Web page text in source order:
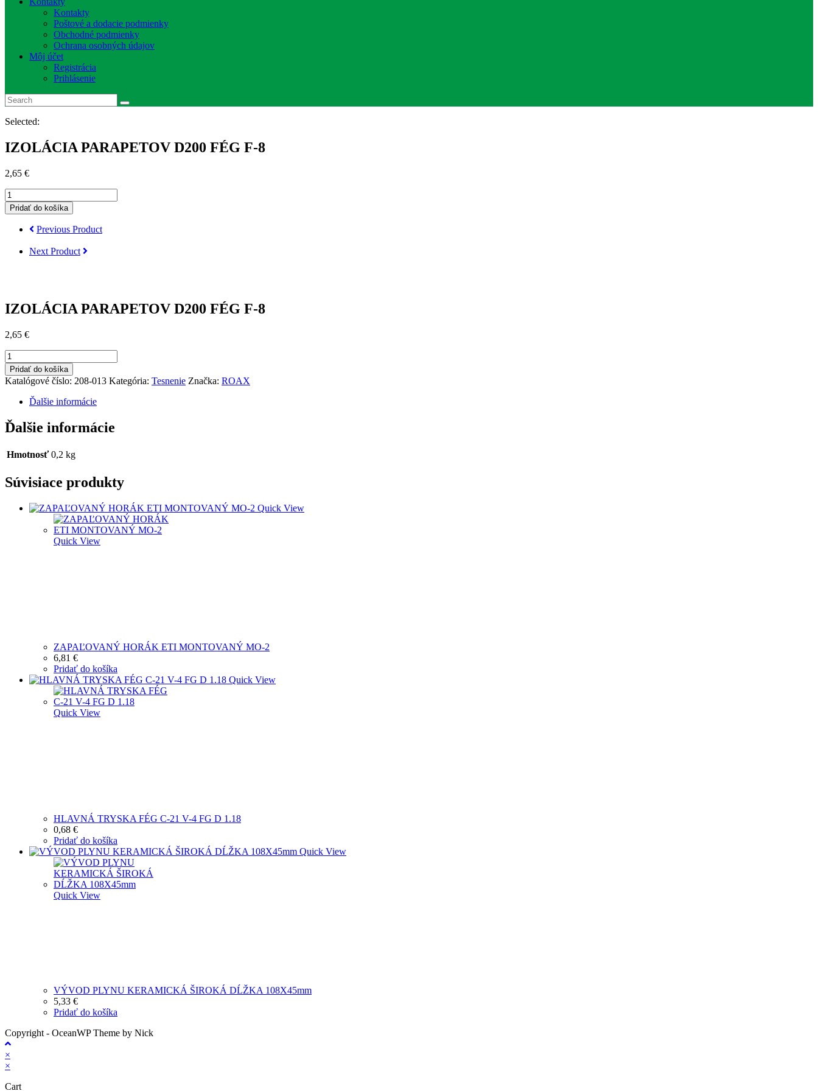
Kontakty
Poštové a dodacie podmienky
Obchodné podmienky
Ochrana osobných údajov
Môj účet
Registrácia
Prihlásenie
Selected:
IZOLÁCIA PARAPETOV D200 FÉG F-8
2,65 €
množstvo
IZOLÁCIA
PARAPETOV
D200
Pridať do košíka
Previous Product
Next Product
IZOLÁCIA PARAPETOV D200 FÉG F-8
2,65 €
množstvo
IZOLÁCIA
PARAPETOV
D200
FÉG
8
Pridať do košíka
Katalógové číslo: 208-013 Kategória: Tesnenie Značka: ROAX
Ďalšie informácie
Ďalšie informácie
Hmotnosť 0,2 kg
Súvisiace produkty
Quick View
Quick View
ZAPAĽOVANÝ HORÁK ETI MONTOVANÝ MO-2
6,81 €
Pridať do košíka
Quick View
Quick View
HLAVNÁ TRYSKA FÉG C-21 V-4 FG D 1.18
0,68 €
Pridať do košíka
Quick View
Quick View
VÝVOD PLYNU KERAMICKÁ ŠIROKÁ DĹŽKA 108X45mm
5,33 €
Pridať do košíka
Copyright - OceanWP Theme by Nick
×
×
Cart